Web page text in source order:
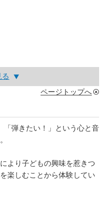
る
ページトップへ
「弾きたい！」という心と音
より子どもの興味を惹きつ
楽しむことから体験してい